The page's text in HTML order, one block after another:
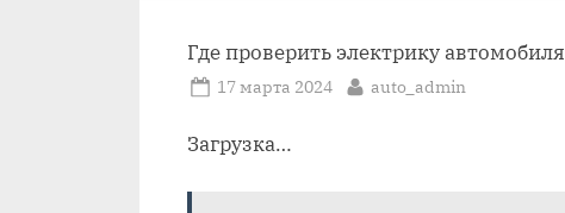
Где проверить электрику автомобиля
Posted
17 марта 2024 By
auto_admin
Загрузка…